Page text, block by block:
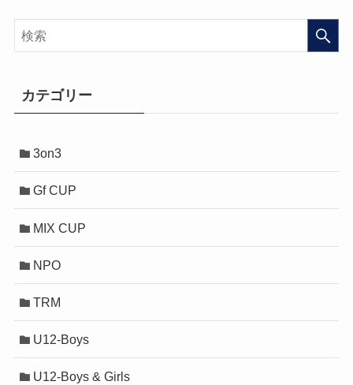
カテゴリー
3on3
Gf CUP
MIX CUP
NPO
TRM
U12-Boys
U12-Boys & Girls